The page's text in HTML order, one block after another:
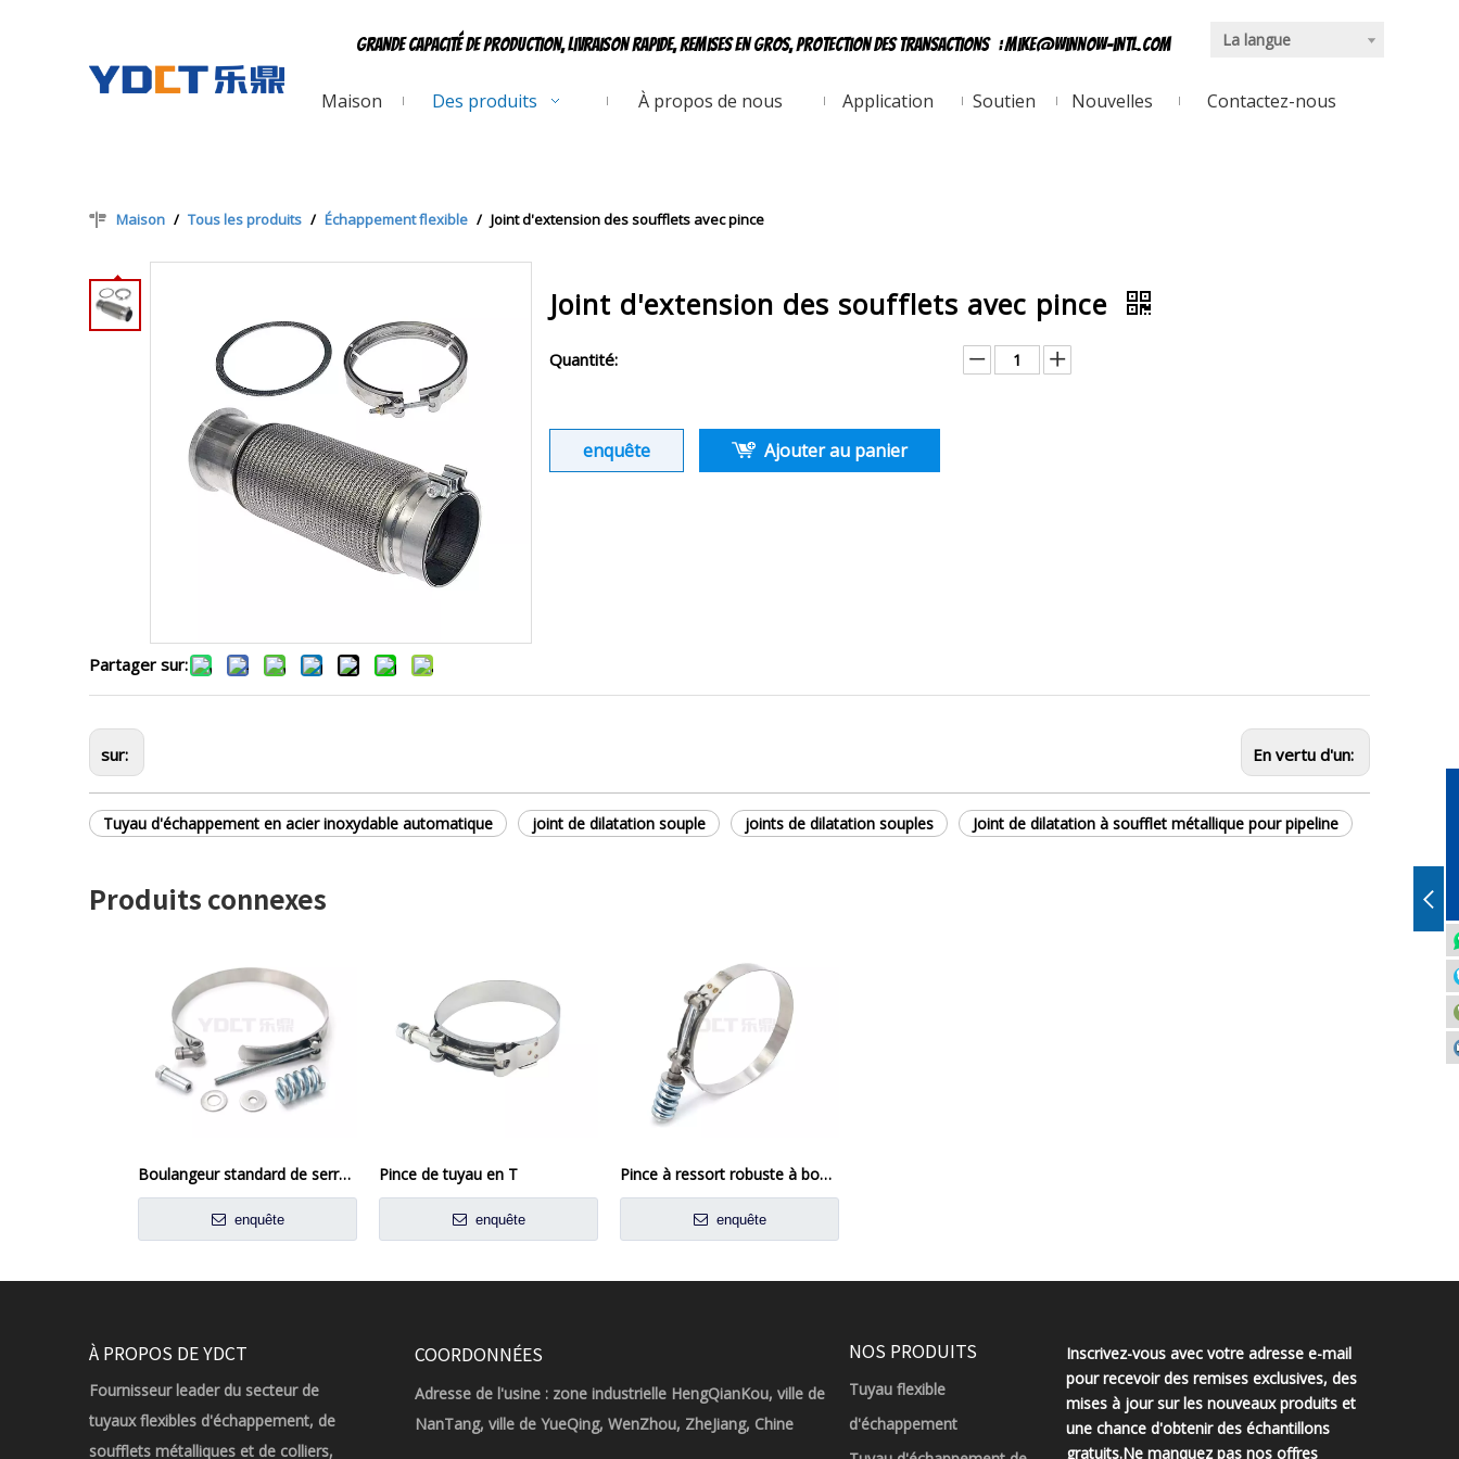
Grande capacité de production, livraison rapide, remises en gros, protection des transactions :mike@winnow-intl.com La langue
Maison Des produits À propos de nous Application Soutien Nouvelles Contactez-nous
Maison / Tous les produits / Échappement flexible / Joint d'extension des soufflets avec pince
Partager sur:
Joint d'extension des soufflets avec pince
Quantité:
enquête Ajouter au panier
sur: En vertu d'un:
Tuyau d'échappement en acier inoxydable automatique joint de dilatation souple joints de dilatation souples Joint de dilatation à soufflet métallique pour pipeline
Produits connexes
Boulangeur standard de serrage chargé à ressort en T-boulon avec petit ressort
enquête
Pince de tuyau en T
enquête
Pince à ressort robuste à boulon en T
enquête
À PROPOS DE YDCT
Fournisseur leader du secteur de
tuyaux flexibles d'échappement, de
soufflets métalliques et de colliers,
COORDONNÉES
Adresse de l'usine : zone industrielle HengQianKou, ville de
NanTang, ville de YueQing, WenZhou, ZheJiang, Chine
NOS PRODUITS
Tuyau flexible
d'échappement
Inscrivez-vous avec votre adresse e-mail
pour recevoir des remises exclusives, des
mises à jour sur les nouveaux produits et
une chance d'obtenir des échantillons
gratuits.Ne manquez pas nos offres